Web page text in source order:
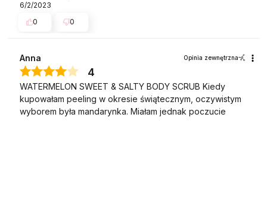
6/2/2023
0
0
Anna Opinia zewnętrzna
4
WATERMELON SWEET & SALTY BODY SCRUB Kiedy
kupowałam peeling w okresie świątecznym, oczywistym
wyborem była mandarynka. Miałam jednak poczucie